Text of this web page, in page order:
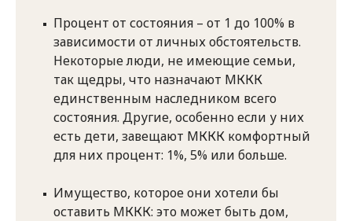
Процент от состояния – от 1 до 100% в
зависимости от личных обстоятельств.
Некоторые люди, не имеющие семьи,
так щедры, что назначают МККК
единственным наследником всего
состояния. Другие, особенно если у них
есть дети, завещают МККК комфортный
для них процент: 1%, 5% или больше.
Имущество, которое они хотели бы
оставить МККК: это может быть дом,